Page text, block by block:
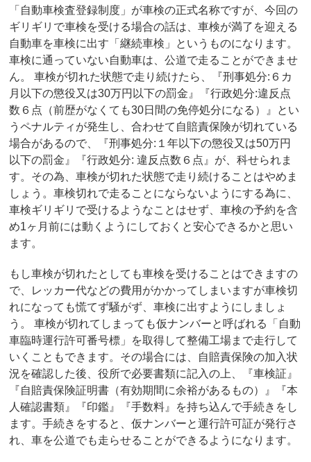
「自動車検査登録制度」が車検の正式名称ですが、今回の
ギリギリで車検を受ける場合の話は、車検が満了を迎える
自動車を車検に出す「継続車検」というものになります。
車検に通っていない自動車は、公道で走ることができませ
ん。 車検が切れた状態で走り続けたら、『刑事処分:６カ
月以下の懲役又は30万円以下の罰金』『行政処分:違反点
数６点（前歴がなくても30日間の免停処分になる）』とい
うペナルティが発生し、合わせて自賠責保険が切れている
場合があるので、『刑事処分:１年以下の懲役又は50万円
以下の罰金』『行政処分: 違反点数６点』が、科せられま
す。その為、車検が切れた状態で走り続けることはやめま
しょう。車検切れで走ることにならないようにする為に、
車検ギリギリで受けるようなことはせず、車検の予約を含
め1ヶ月前には動くようにしておくと安心できるかと思い
ます。
もし車検が切れたとしても車検を受けることはできますの
で、レッカー代などの費用がかかってしまいますが車検切
れになっても慌てず騒がず、車検に出すようにしましょ
う。 車検が切れてしまっても仮ナンバーと呼ばれる「自動
車臨時運行許可番号標」を取得して整備工場まで走行して
いくこともできます。その場合には、自賠責保険の加入状
況を確認した後、役所で必要書類に記入の上、『車検証』
『自賠責保険証明書（有効期間に余裕があるもの）』『本
人確認書類』『印鑑』『手数料』を持ち込んで手続きをし
ます。手続きをすると、仮ナンバーと運行許可証が発行さ
れ、車を公道でも走らせることができるようになります。